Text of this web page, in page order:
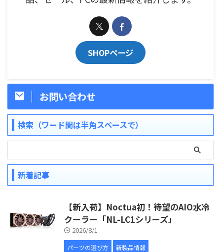
SHOPページ
お問い合わせ
検索（ワード間は半角スペースで）
新着記事
【新入荷】Noctua初！待望のAIO水冷
クーラー「NL-LC1シリーズ」
2026/8/1
パーツの選び方 新製品情報